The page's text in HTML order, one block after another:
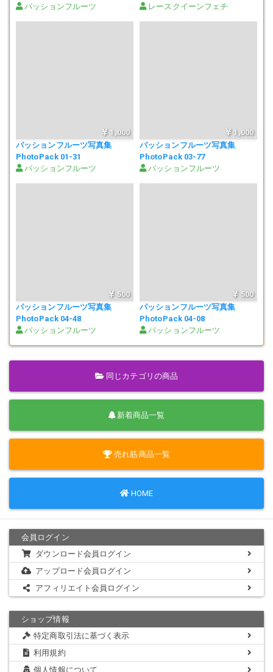
パッションフルーツ
レースクイーンフェチ
1,000
パッションフルーツ写真集
PhotoPack 01-31
パッションフルーツ
1,000
パッションフルーツ写真集
PhotoPack 03-77
パッションフルーツ
500
パッションフルーツ写真集
PhotoPack 04-48
パッションフルーツ
500
パッションフルーツ写真集
PhotoPack 04-08
パッションフルーツ
同じカテゴリの商品
新着商品一覧
売れ筋商品一覧
HOME
会員ログイン
ダウンロード会員ログイン
アップロード会員ログイン
アフィリエイト会員ログイン
ショップ情報
特定商取引法に基づく表示
利用規約
個人情報について